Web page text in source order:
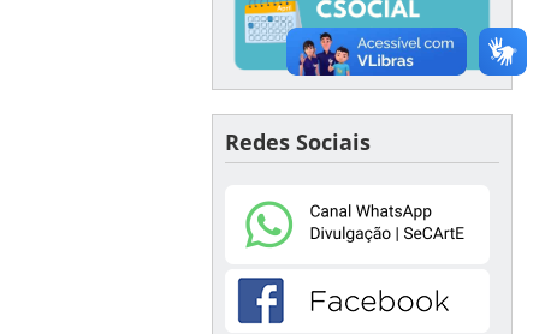
Redes Sociais